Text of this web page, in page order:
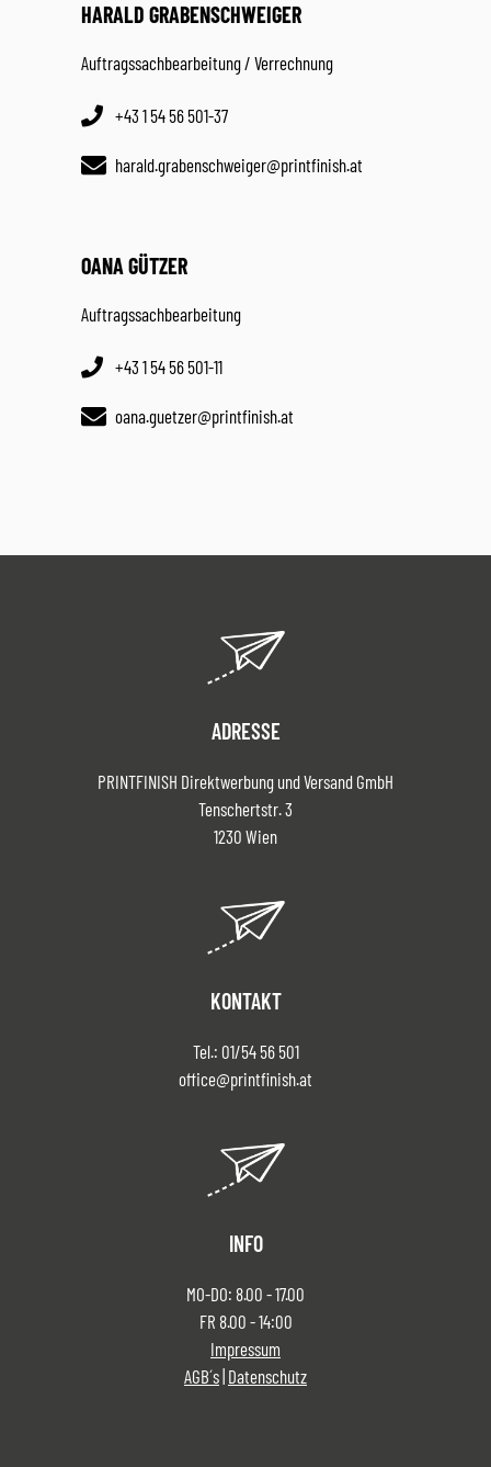
HARALD GRABENSCHWEIGER
Auftragssachbearbeitung / Verrechnung
+43 1 54 56 501-37
harald.grabenschweiger@printfinish.at
OANA GÜTZER
Auftragssachbearbeitung
+43 1 54 56 501-11
oana.guetzer@printfinish.at
ADRESSE
PRINTFINISH Direktwerbung und Versand GmbH
Tenschertstr. 3
1230 Wien
KONTAKT
Tel.: 01/54 56 501
office@printfinish.at
INFO
MO-DO: 8.00 - 17.00
FR 8.00 - 14:00
Impressum
AGB´s Datenschutz